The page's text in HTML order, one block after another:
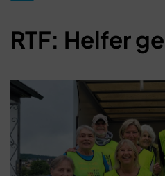
RTF: Helfer